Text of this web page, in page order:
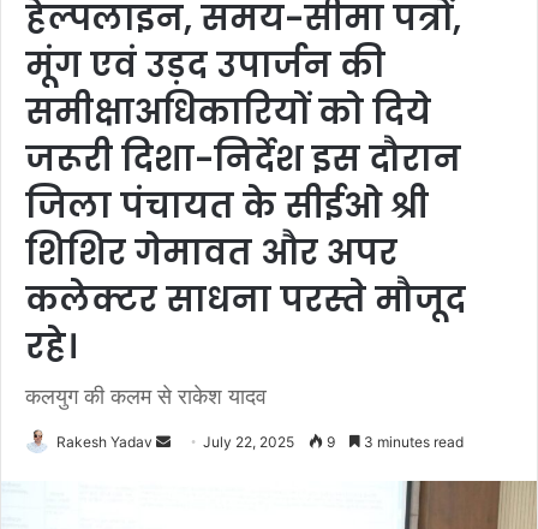
हेल्पलाइन, समय-सीमा पत्रों,
मूंग एवं उड़द उपार्जन की
समीक्षाअधिकारियों को दिये
जरूरी दिशा-निर्देश इस दौरान
जिला पंचायत के सीईओ श्री
शिशिर गेमावत और अपर
कलेक्‍टर साधना परस्‍ते मौजूद
रहे।
कलयुग की कलम से राकेश यादव
Rakesh Yadav July 22, 2025 9 3 minutes read